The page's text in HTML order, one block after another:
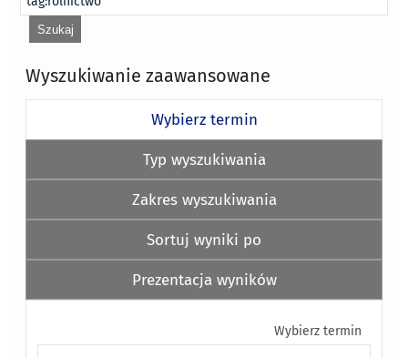
Wyszukiwanie zaawansowane
Wybierz termin
Typ wyszukiwania
Zakres wyszukiwania
Sortuj wyniki po
Prezentacja wyników
Wybierz termin